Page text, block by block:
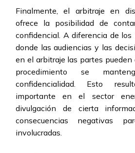
Finalmente, el arbitraje en
ofrece la posibilidad de
confidencial. A diferencia de los
donde las audiencias y las
en el arbitraje las partes pueden
procedimiento se
confidencialidad. Esto
importante en el sector
divulgación de cierta
consecuencias negativas
involucradas.